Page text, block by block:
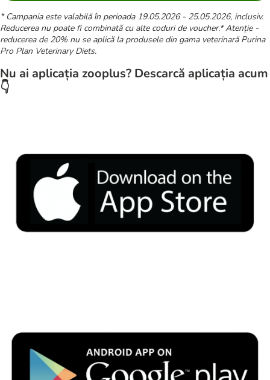
* Campania este valabilă în perioada 19.05.2026 - 25.05.2026, inclusiv.
Reducerea nu poate fi combinată cu alte coduri de voucher.* Atenție -
reducerea de 20% nu se aplică la produsele din gama veterinară Purina
Pro Plan Veterinary Diets.
Nu ai aplicația zooplus? Descarcă aplicația acum
👇